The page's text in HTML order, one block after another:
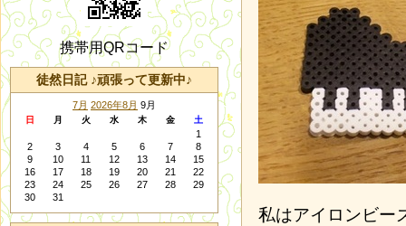
私はアイロンビー
携帯用QRコード
徒然日記 ♪頑張って更新中♪
7月 2026年8月 9月
日 月 火 水 木 金 土
1
2
3 4 5 6 7
8
9
10 11 12 13 14
15
16
17 18 19 20 21
22
23
24 25 26 27 28
29
30
31